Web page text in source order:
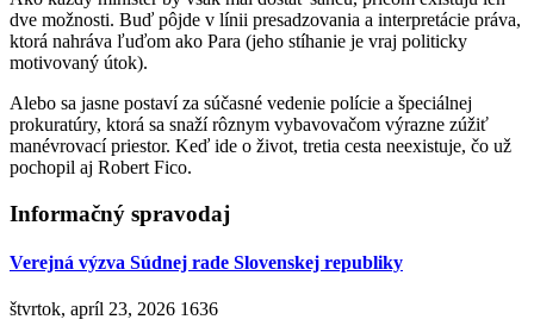
dve možnosti. Buď pôjde v línii presadzovania a interpretácie práva,
ktorá nahráva ľuďom ako Para (jeho stíhanie je vraj politicky
motivovaný útok).
Alebo sa jasne postaví za súčasné vedenie polície a špeciálnej
prokuratúry, ktorá sa snaží rôznym vybavovačom výrazne zúžiť
manévrovací priestor. Keď ide o život, tretia cesta neexistuje, čo už
pochopil aj Robert Fico.
Informačný spravodaj
Verejná výzva Súdnej rade Slovenskej republiky
štvrtok, apríl 23, 2026 1636